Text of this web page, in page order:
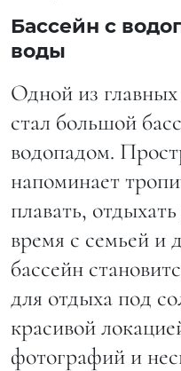
Бассейн с
воды
Одной из главных
стал большой
водопадом.
напоминает
плавать,
время с семьей и
бассейн
для отдыха под
красивой
фотографий и